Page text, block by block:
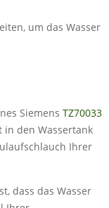
um das Wasser
Siemens TZ70033
in den Wassertank
Ihrer
dass das Wasser